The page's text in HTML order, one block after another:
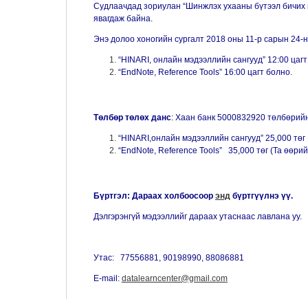
Судлаачдад зориулан “Шинжлэх ухааны бүтээл бичих
явагдаж байна.
Энэ долоо хоногийн сургалт 2018 оны 11-р сарын 24-
“HINARI, онлайн мэдээллийн сангууд” 12:00 цагт
“EndNote, Reference Tools” 16:00 цагт болно.
Төлбөр төлөх данс: Хаан банк 5000832920
“HINARI,онлайн мэдээллийн сангууд” 25,000 төг
“EndNote, Reference Tools” 35,000 төг (Та
Бүртгэл: Дараах холбоосоор эндбүртгүүлнэ үү.
Дэлгэрэнгүй мэдээллийг дараах утаснаас лавлана уу.
Утас: 77556881, 90198990, 88086881
Е-mail: datalearncenter@gmail.com